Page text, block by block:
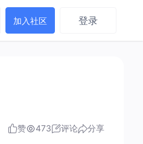
加入社区 登录
赞 473 评论 分享